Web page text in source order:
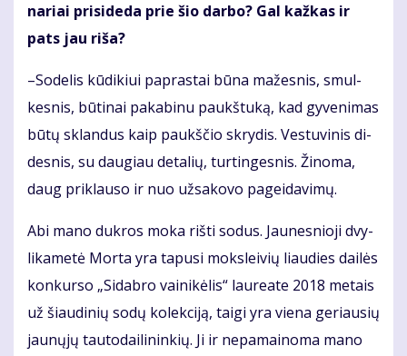
na­riai pri­si­de­da prie šio dar­bo? Gal kaž­kas ir
pats jau ri­ša?
–So­de­lis kū­di­kiui pa­pras­tai bū­na ma­žes­nis, smul­
kes­nis, bū­ti­nai pa­ka­bi­nu paukš­tu­ką, kad gy­ve­ni­mas
bū­tų sklan­dus kaip paukš­čio skry­dis. Ves­tu­vi­nis di­
des­nis, su dau­giau de­ta­lių, tur­tin­ges­nis. Ži­no­ma,
daug pri­klau­so ir nuo už­sa­ko­vo pa­gei­da­vi­mų.
Abi ma­no duk­ros mo­ka riš­ti so­dus. Jau­nes­nio­ji dvy­
li­ka­me­tė Mor­ta yra ta­pu­si moks­lei­vių liau­dies dai­lės
kon­kur­so „Si­dab­ro vai­ni­kė­lis“ lau­re­a­te 2018 me­tais
už šiau­di­nių so­dų ko­lek­ci­ją, tai­gi yra vie­na ge­riau­sių
jau­nų­jų tau­to­dai­li­nin­kių. Ji ir ne­pa­mai­no­ma ma­no